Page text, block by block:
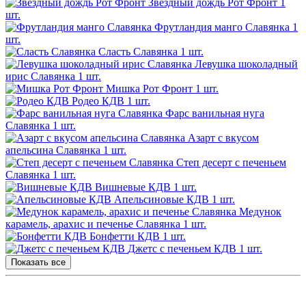
Звездный дождь Рот Фронт 1
шт.
Фрутландия манго Славянка 1
шт.
Сласть Славянка 1 шт.
Левушка шоколадный
ирис Славянка 1 шт.
Мишка Рот Фронт 1 шт.
Родео КДВ 1 шт.
Фарс ванильная нуга
Славянка 1 шт.
Азарт с вкусом
апельсина Славянка 1 шт.
Степ десерт с печеньем
Славянка 1 шт.
Вишневые КДВ 1 шт.
Апельсиновые КДВ 1 шт.
Медунок
карамель, арахис и печенье Славянка 1 шт.
Бонфетти КДВ 1 шт.
Джетс с печеньем КДВ 1 шт.
Показать все